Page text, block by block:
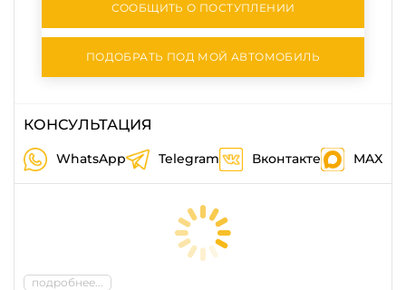
СООБЩИТЬ О ПОСТУПЛЕНИИ
ПОДОБРАТЬ ПОД МОЙ АВТОМОБИЛЬ
КОНСУЛЬТАЦИЯ
WhatsApp Telegram Вконтакте MAX
подробнее...